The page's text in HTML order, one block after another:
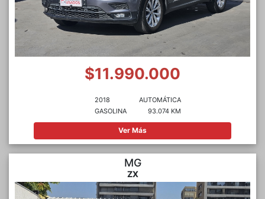
$11.990.000
2018
GASOLINA
AUTOMÁTICA
93.074 KM
Ver Más
MG
ZX